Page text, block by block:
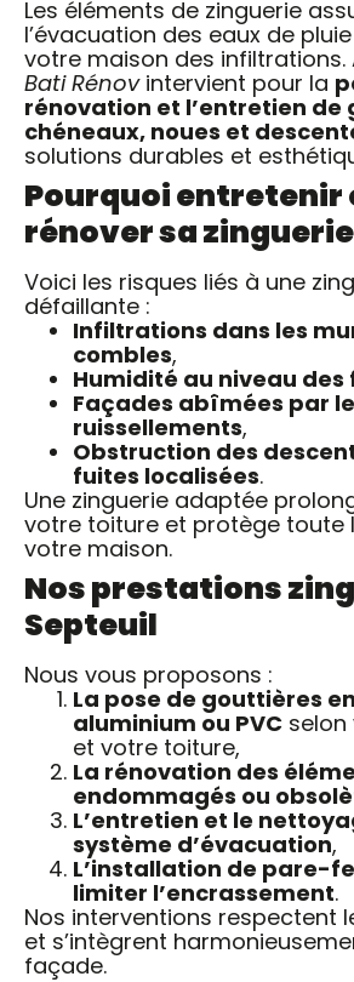
Les éléments de zinguerie
l’évacuation des eaux de
votre maison des infiltrations.
Bati Rénovintervient pour la
rénovation et l’entretien de
chéneaux, noues et
solutions durables et
Pourquoi entretenir
rénover sa zinguerie
Voici les risques liés à une
défaillante :
Infiltrations dans les
combles,
Humidité au niveau
Façades abîmées par
ruissellements,
Obstruction des
fuites localisées.
Une zinguerie adaptée
votre toiture et protège toute
votre maison.
Nos prestations
Septeuil
Nous vous proposons :
La pose de gouttières
aluminium ou PVC
et votre toiture,
La rénovation des
endommagés ou
L’entretien et le
système d’évacuation,
L’installation de pare-
limiter l’encrassement.
Nos interventions respectent
et s’intègrent
façade.